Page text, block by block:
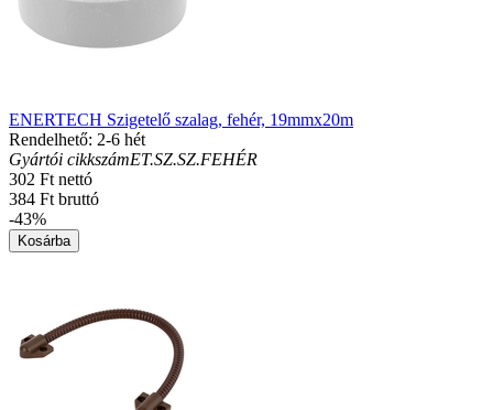
ENERTECH Szigetelő szalag, fehér, 19mmx20m
Rendelhető: 2-6 hét
Gyártói cikkszámET.SZ.SZ.FEHÉR
302 Ft nettó
384 Ft bruttó
-43%
Kosárba